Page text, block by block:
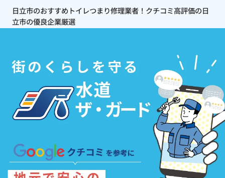
日立市のおすすめトイレつまり修理業者！クチコミ高評価の日
立市の優良企業厳選